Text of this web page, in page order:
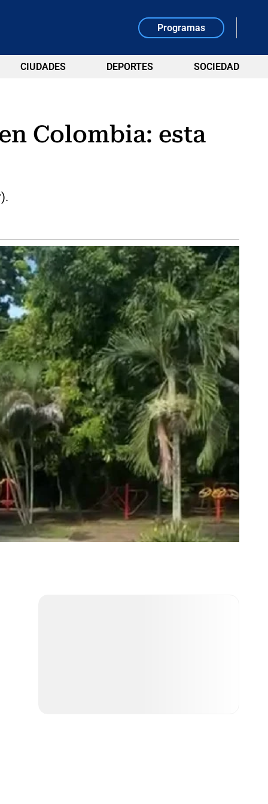
Programas
CIUDADES DEPORTES SOCIEDAD
Colombia: esta